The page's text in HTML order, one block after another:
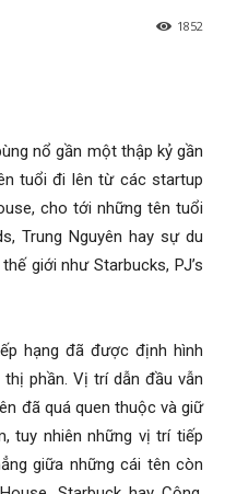
1852
nổ gần một thập kỷ gần
tuổi đi lên từ các startup
cho tới những tên tuổi
Trung Nguyên hay sự du
giới như Starbucks, PJ’s
hạng đã được định hình
phần. Vị trí dẫn đầu vẫn
đã quá quen thuộc và giữ
tuy nhiên những vị trí tiếp
giữa những cái tên còn